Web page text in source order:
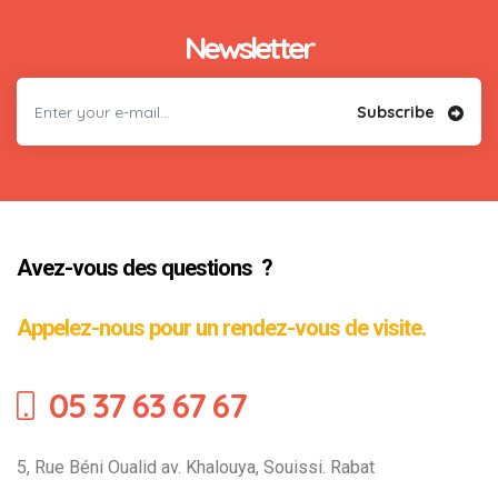
Newsletter
Subscribe
Avez-vous des questions ?
Appelez-nous pour un rendez-vous de visite.
05 37 63 67 67
5, Rue Béni Oualid av. Khalouya, Souissi. Rabat